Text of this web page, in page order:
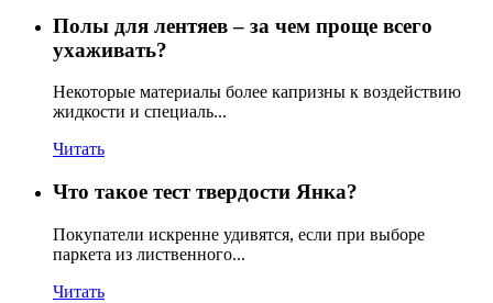
Полы для лентяев – за чем проще всего
ухаживать?
Некоторые материалы более капризны к воздействию
жидкости и специаль...
Читать
Что такое тест твердости Янка?
Покупатели искренне удивятся, если при выборе
паркета из лиственного...
Читать